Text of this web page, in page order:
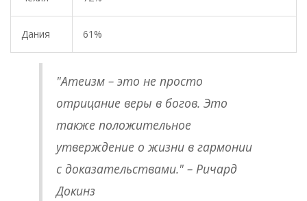
Дания 61%
"Атеизм – это не просто
отрицание веры в богов. Это
также положительное
утверждение о жизни в гармонии
с доказательствами." – Ричард
Докинз